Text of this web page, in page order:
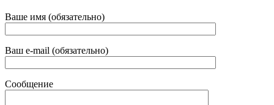
Ваше имя (обязательно)
Ваш e-mail (обязательно)
Сообщение